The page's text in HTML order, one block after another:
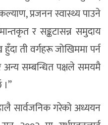
प्रजनन स्वास्थ्य पाउने
र सङ्कटासन्न समुदाय
ती वर्गहरू जोखिममा पर्न
सम्बन्धित पक्षले समयमै
।”
सार्वजनिक गरेको अध्ययन